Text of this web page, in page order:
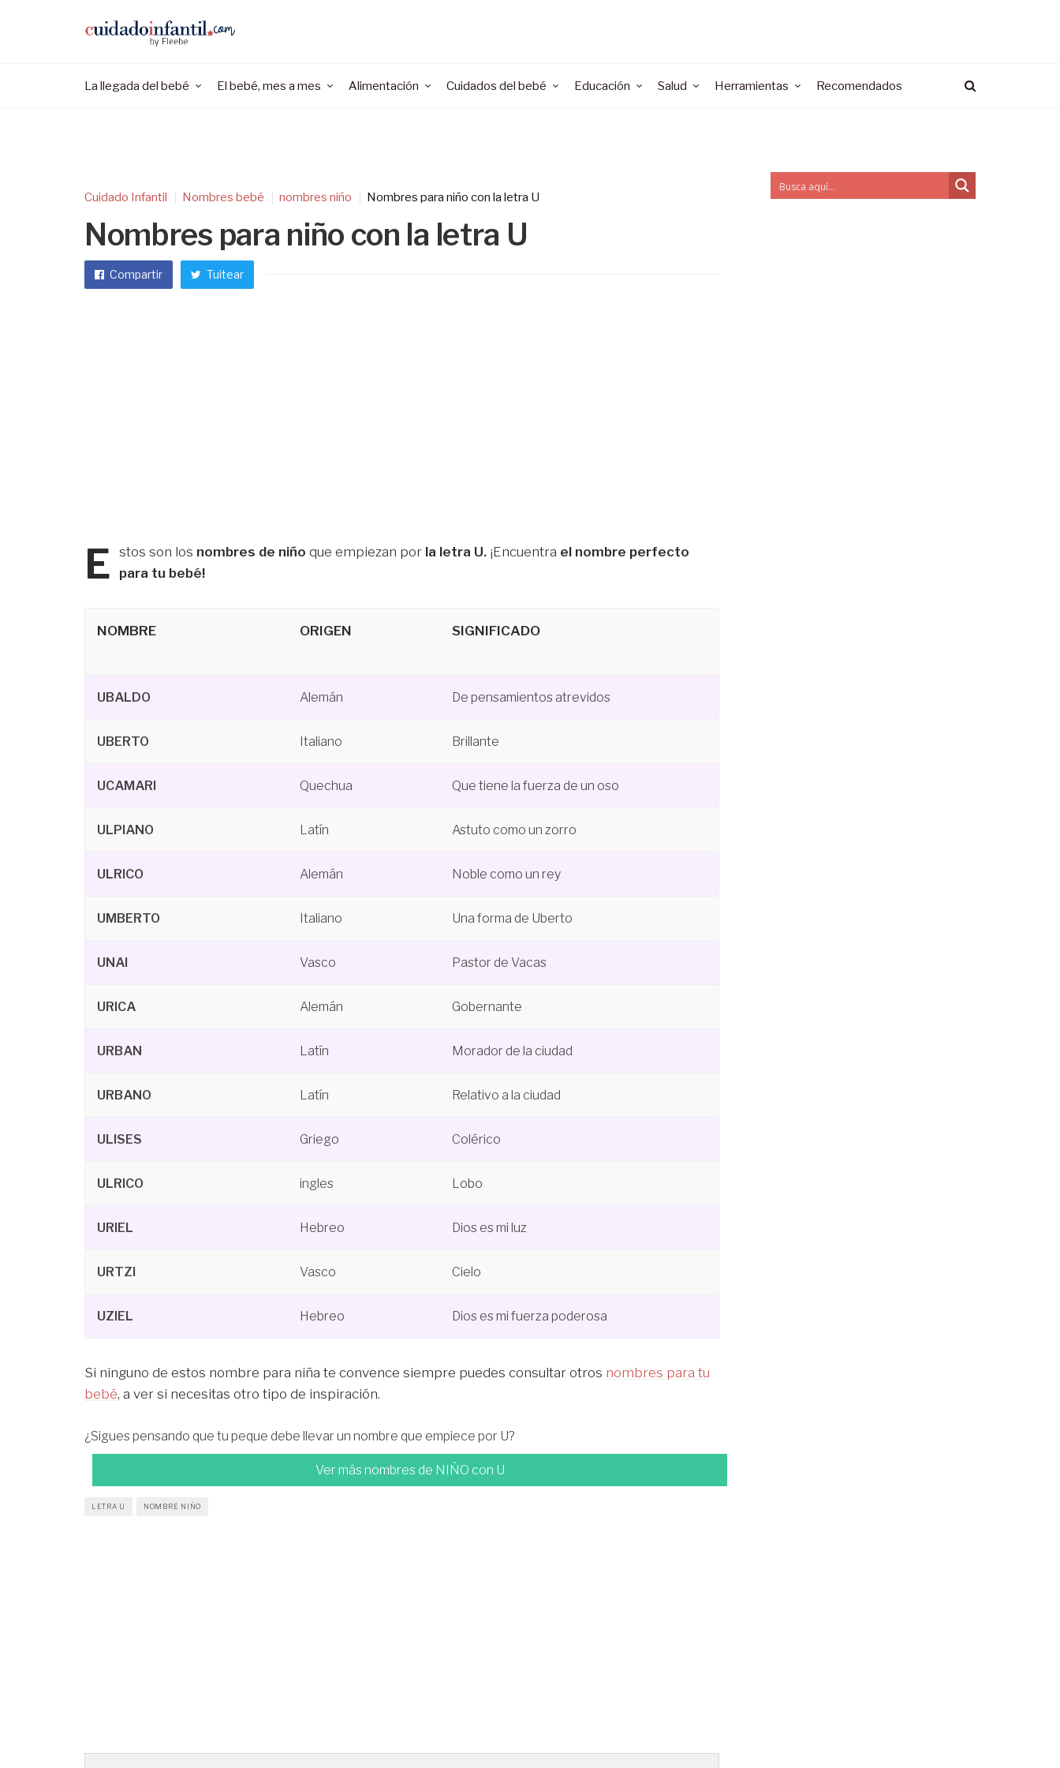
La llegada del bebé El bebé, mes a mes Alimentación Cuidados del bebé Educación Salud Herramientas Recomendados
Cuidado Infantil Nombres bebé nombres niño Nombres para niño con la letra U
Nombres para niño con la letra U
Compartir Tuitear
E stos son los nombres de niño que empiezan por la letra U. ¡Encuentra el nombre perfecto
para tu bebé!
NOMBRE ORIGEN SIGNIFICADO
UBALDO Alemán De pensamientos atrevidos
UBERTO Italiano Brillante
UCAMARI Quechua Que tiene la fuerza de un oso
ULPIANO Latín Astuto como un zorro
ULRICO Alemán Noble como un rey
UMBERTO Italiano Una forma de Uberto
UNAI Vasco Pastor de Vacas
URICA Alemán Gobernante
URBAN Latín Morador de la ciudad
URBANO Latín Relativo a la ciudad
ULISES Griego Colérico
ULRICO ingles Lobo
URIEL Hebreo Dios es mi luz
URTZI Vasco Cielo
UZIEL Hebreo Dios es mi fuerza poderosa
Si ninguno de estos nombre para niña te convence siempre puedes consultar otros nombres para tu
bebé, a ver si necesitas otro tipo de inspiración.
¿Sigues pensando que tu peque debe llevar un nombre que empiece por U?
Ver más nombres de NIÑO con U
LETRA U NOMBRE NIÑO